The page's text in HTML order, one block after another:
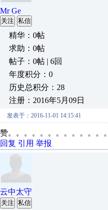
Mr Ge
关注 私信
精华：0帖
求助：0帖
帖子：0帖 | 6回
年度积分：0
历史总积分：28
注册：2016年5月09日
发表于：2016-11-01 14:15:41
赞。。。。。。。。。。。。。
回复 引用 举报
云中太守
关注 私信